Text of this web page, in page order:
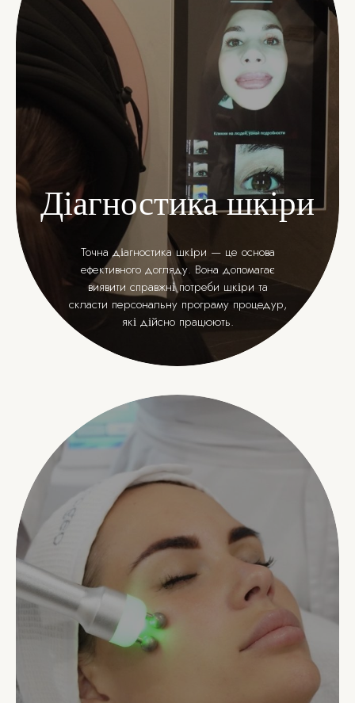
Діагностика шкіри
Точна діагностика шкіри — це основа
ефективного догляду. Вона допомагає
виявити справжні потреби шкіри та
скласти персональну програму процедур,
які дійсно працюють.